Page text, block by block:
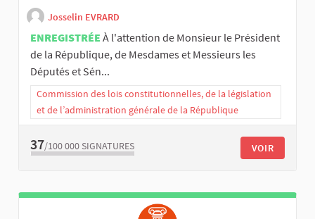
Josselin EVRARD
ENREGISTRÉE À l'attention de Monsieur le Président
de la République, de Mesdames et Messieurs les
Députés et Sén...
Commission des lois constitutionnelles, de la législation
et de l’administration générale de la République
37/100 000 SIGNATURES VOIR